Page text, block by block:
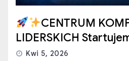
CENTRUM
LIDERSKICH
Kwi 5, 2026